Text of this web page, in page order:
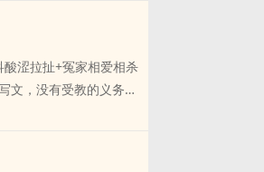
，接受不了的也可以跑
了，爽之爽之啊！）4.
点进来了。5.车技很
了指教剧情以外的任何
这东西很主观，我不可
，自己个媒上喷，别在
赶着倒贴不说、还给
空气的学长摇身一变
自己叫了二十六年的哥
和自己结婚的场面堪称
么……还有好闺蜜的哥
阴湿爱+骨科酸涩拉
涩拉扯+冤家相爱相杀
文，没有受教的义务4.